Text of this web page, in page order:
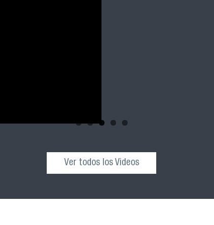
Ver todos los Videos